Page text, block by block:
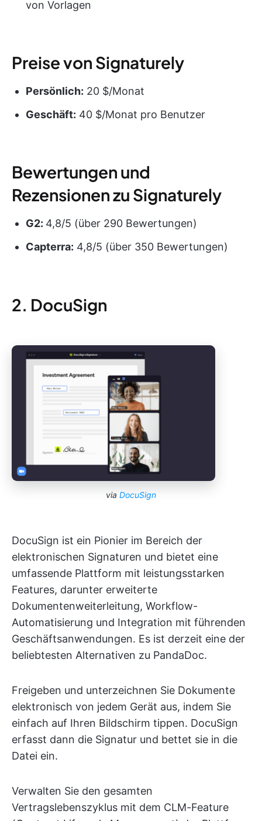
von Vorlagen
Preise von Signaturely
Persönlich: 20 $/Monat
Geschäft: 40 $/Monat pro Benutzer
Bewertungen und
Rezensionen zu Signaturely
G2: 4,8/5 (über 290 Bewertungen)
Capterra: 4,8/5 (über 350 Bewertungen)
2. DocuSign
via DocuSign
DocuSign ist ein Pionier im Bereich der
elektronischen Signaturen und bietet eine
umfassende Plattform mit leistungsstarken
Features, darunter erweiterte
Dokumentenweiterleitung, Workflow-
Automatisierung und Integration mit führenden
Geschäftsanwendungen. Es ist derzeit eine der
beliebtesten Alternativen zu PandaDoc.
Freigeben und unterzeichnen Sie Dokumente
elektronisch von jedem Gerät aus, indem Sie
einfach auf Ihren Bildschirm tippen. DocuSign
erfasst dann die Signatur und bettet sie in die
Datei ein.
Verwalten Sie den gesamten
Vertragslebenszyklus mit dem CLM-Feature